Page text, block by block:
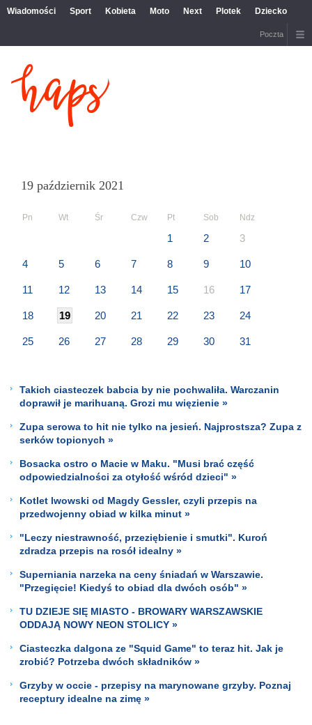
Wiadomości Sport Kobieta Moto Next Plotek Dziecko
Poczta
19 październik 2021
Pn Wt Śr Czw Pt Sob Ndz
1 2 3
4 5 6 7 8 9 10
11 12 13 14 15 16 17
18 19 20 21 22 23 24
25 26 27 28 29 30 31
Takich ciasteczek babcia by nie pochwaliła. Warczanin
doprawił je marihuaną. Grozi mu więzienie »
Zupa serowa to hit nie tylko na jesień. Najprostsza? Zupa z
serków topionych »
Bosacka ostro o Macie w Maku. "Musi brać część
odpowiedzialności za otyłość wśród dzieci" »
Kotlet lwowski od Magdy Gessler, czyli przepis na
przedwojenny obiad w kilka minut »
"Leczy niestrawność, przeziębienie i smutki". Kuroń
zdradza przepis na rosół idealny »
Superniania narzeka na ceny śniadań w Warszawie.
"Przegięcie! Kiedyś to obiad dla dwóch osób" »
TU DZIEJE SIĘ MIASTO - BROWARY WARSZAWSKIE
ODDAJĄ NOWY NEON STOLICY »
Ciasteczka dalgona ze "Squid Game" to teraz hit. Jak je
zrobić? Potrzeba dwóch składników »
Grzyby w occie - przepisy na marynowane grzyby. Poznaj
receptury idealne na zimę »